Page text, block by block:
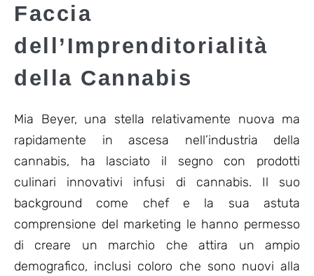
Faccia
dell’Imprenditorialità
della Cannabis
Mia Beyer, una stella relativamente nuova ma
rapidamente in ascesa nell’industria della
cannabis, ha lasciato il segno con prodotti
culinari innovativi infusi di cannabis. Il suo
background come chef e la sua astuta
comprensione del marketing le hanno permesso
di creare un marchio che attira un ampio
demografico, inclusi coloro che sono nuovi alla